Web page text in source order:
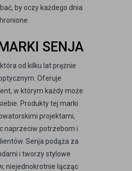
by oczy każdego dnia
SENJA
od kilku lat prężnie
Oferuje
w którym każdy może
Produkty tej marki
projektami,
naprzeciw potrzebom i
Senja podąża za
i tworzy stylowe
niejednokrotnie łącząc